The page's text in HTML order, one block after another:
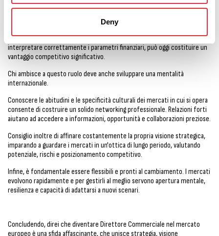
Deny
In secondo luogo, è importante essere curiosi e investire nella
formazione continua. È cruciale approfondire la conoscenza dell'azienda e
dei suoi processi interni, studiando strategie, marketing, analisi dei dati e
management. Inoltre, una solida formazione economica, che permetta di
interpretare correttamente i parametri finanziari, può oggi costituire un
vantaggio competitivo significativo.
Chi ambisce a questo ruolo deve anche sviluppare una mentalità
internazionale.
Conoscere le abitudini e le specificità culturali dei mercati in cui si opera
consente di costruire un solido networking professionale. Relazioni forti
aiutano ad accedere a informazioni, opportunità e collaborazioni preziose.
Consiglio inoltre di affinare costantemente la propria visione strategica,
imparando a guardare i mercati in un'ottica di lungo periodo, valutando
potenziale, rischi e posizionamento competitivo.
Infine, è fondamentale essere flessibili e pronti al cambiamento. I mercati
evolvono rapidamente e per gestirli al meglio servono apertura mentale,
resilienza e capacità di adattarsi a nuovi scenari.
Concludendo, direi che diventare Direttore Commerciale nel mercato
europeo è una sfida affascinante, che unisce strategia, visione